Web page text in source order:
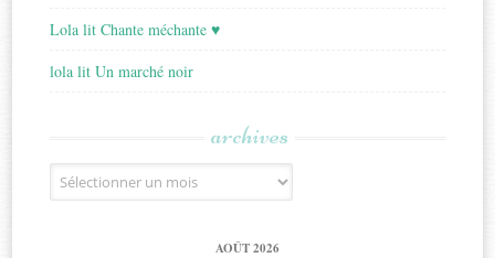
Lola lit Chante méchante ♥
lola lit Un marché noir
archives
Archives
AOÛT 2026